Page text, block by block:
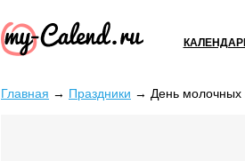
Главная → Праздники → День молочных